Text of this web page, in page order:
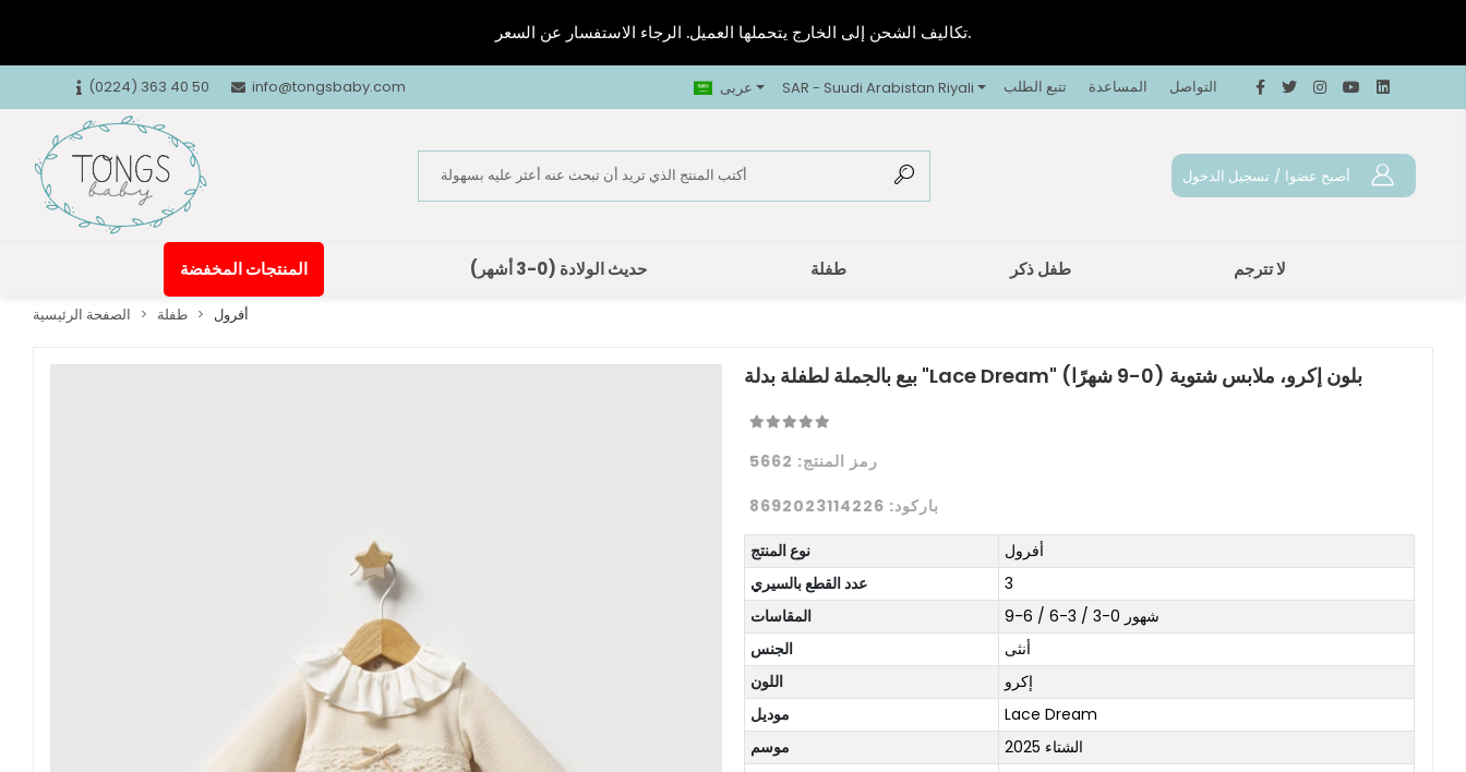
تكاليف الشحن إلى الخارج يتحملها العميل. الرجاء الاستفسار عن السعر.
(0224) 363 40 50 info@tongsbaby.com عربى SAR - Suudi Arabistan Riyali تتبع الطلب المساعدة التواصل
تسجيل الدخول / أصبح عضوا
المنتجات المخفضة حديث الولادة (0-3 أشهر) طفلة طفل ذكر لا تترجم
الصفحة الرئيسية طفلة أفرول
بيع بالجملة لطفلة بدلة "Lace Dream" بلون إكرو، ملابس شتوية (0-9 شهرًا)
رمز المنتج: 5662
باركود: 8692023114226
نوع المنتج
أفرول
عدد القطع بالسيري
3
المقاسات
شهور 0-3 / 3-6 / 6-9
الجنس
أنثى
اللون
إكرو
موديل
Lace Dream
موسم
2025 الشتاء